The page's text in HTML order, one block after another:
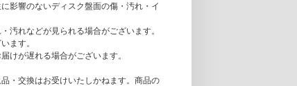
影響のないディスク盤面の傷・汚れ・イ
汚れなどが見られる場合がございます。
ます。
けが遅れる場合がございます。
・交換はお受けいたしかねます。商品の